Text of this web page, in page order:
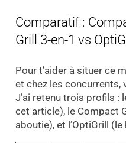
Comparatif :
Grill 3-en-1 vs
Pour t’aider à situer ce
et chez les concurrents,
J’ai retenu trois profils :
cet article), le Compact
aboutie), et l’OptiGrill